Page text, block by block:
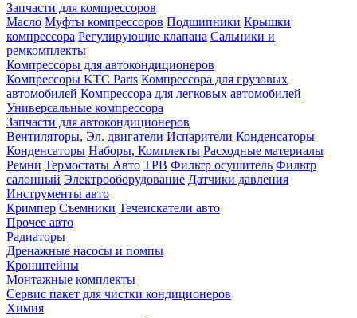
Запчасти для компрессоров
Масло Муфты компрессоров Подшипники Крышки
компрессора Регулирующие клапана Сальники и
ремкомплекты
Компрессоры для автокондиционеров
Компрессоры KTC Parts Компрессора для грузовых
автомобилей Компрессора для легковых автомобилей
Универсальные компрессора
Запчасти для автокондиционеров
Вентиляторы, Эл. двигатели Испарители Конденсаторы
Конденсаторы Наборы, Комплекты Расходные материалы
Ремни Термостаты Авто ТРВ Фильтр осушитель Фильтр
салонный Электрооборудование Датчики давления
Инструменты авто
Кримпер Съемники Течеискатели авто
Прочее авто
Радиаторы
Дренажные насосы и помпы
Кронштейны
Монтажные комплекты
Сервис пакет для чистки кондиционеров
Химия